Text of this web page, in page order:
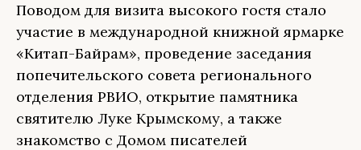
Поводом для визита высокого гостя стало
участие в международной книжной ярмарке
«Китап-Байрам», проведение заседания
попечительского совета регионального
отделения РВИО, открытие памятника
святителю Луке Крымскому, а также
знакомство с Домом писателей